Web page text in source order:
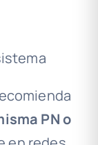
PN o